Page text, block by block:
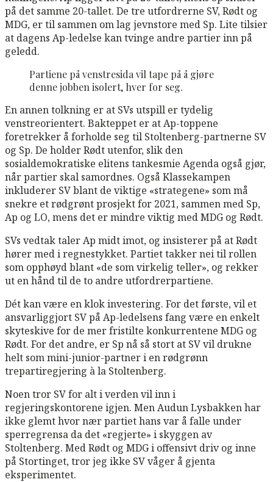
på det samme 20-tallet. De tre utfordrerne SV, Rødt og
MDG, er til sammen om lag jevnstore med Sp. Lite tilsier
at dagens Ap-ledelse kan tvinge andre partier inn på
geledd.
Partiene på venstresida vil tape på å gjøre
denne jobben isolert, hver for seg.
En annen tolkning er at SVs utspill er tydelig
venstreorientert. Bakteppet er at Ap-toppene
foretrekker å forholde seg til Stoltenberg-partnerne SV
og Sp. De holder Rødt utenfor, slik den
sosialdemokratiske elitens tankesmie Agenda også gjør,
når partier skal samordnes. Også Klassekampen
inkluderer SV blant de viktige «strategene» som må
snekre et rødgrønt prosjekt for 2021, sammen med Sp,
Ap og LO, mens det er mindre viktig med MDG og Rødt.
SVs vedtak taler Ap midt imot, og insisterer på at Rødt
hører med i regnestykket. Partiet takker nei til rollen
som opphøyd blant «de som virkelig teller», og rekker
ut en hånd til de to andre utfordrerpartiene.
Dét kan være en klok investering. For det første, vil et
ansvarliggjort SV på Ap-ledelsens fang være en enkelt
skyteskive for de mer fristilte konkurrentene MDG og
Rødt. For det andre, er Sp nå så stort at SV vil drukne
helt som mini-junior-partner i en rødgrønn
trepartiregjering à la Stoltenberg.
Noen tror SV for alt i verden vil inn i
regjeringskontorene igjen. Men Audun Lysbakken har
ikke glemt hvor nær partiet hans var å falle under
sperregrensa da det «regjerte» i skyggen av
Stoltenberg. Med Rødt og MDG i offensivt driv og inne
på Stortinget, tror jeg ikke SV våger å gjenta
eksperimentet.